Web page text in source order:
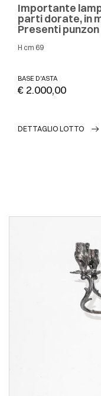
Importante
parti dorate, in
Presenti punzon
h cm 69
BASE D'ASTA
€ 2.000,00
DETTAGLIO LOTTO